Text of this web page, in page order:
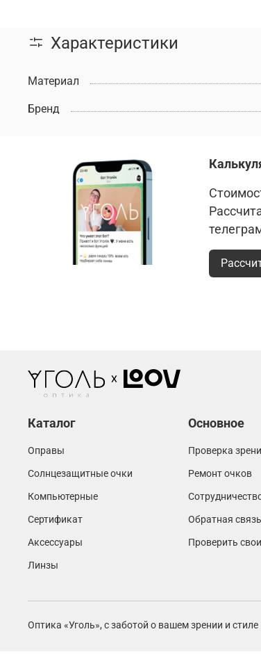
Характеристики
Материал
Бренд
Каталог
Оправы
Солнцезащитные очки
Компьютерные
Сертификат
Аксессуары
Линзы
Основное
Проверка
Ремонт очков
Обратная связь
Проверить
Оптика «Уголь», с заботой о вашем зрении и стиле